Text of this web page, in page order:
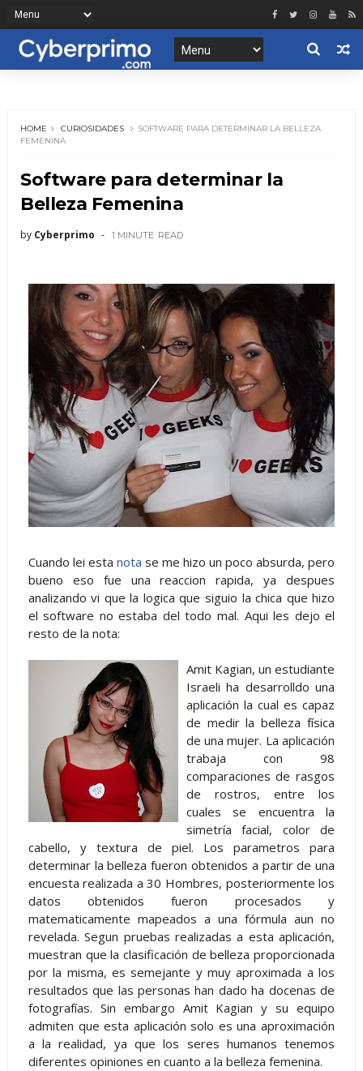
HOME CURIOSIDADES
SOFTWARE PARA DETERMINAR LA BELLEZA
FEMENINA
Software para determinar la
Belleza Femenina
by Cyberprimo 1 MINUTE READ
Cuando lei esta nota se me hizo un poco absurda, pero
bueno eso fue una reaccion rapida, ya despues
analizando vi que la logica que siguio la chica que hizo
el software no estaba del todo mal. Aqui les dejo el
resto de la nota:
Amit Kagian, un estudiante
Israeli ha desarrolldo una
aplicación la cual es capaz
de medir la belleza física
de una mujer. La aplicación
trabaja con 98
comparaciones de rasgos
de rostros, entre los
cuales se encuentra la
simetría facial, color de
cabello, y textura de piel. Los parametros para
determinar la belleza fueron obtenidos a partir de una
encuesta realizada a 30 Hombres, posteriormente los
datos obtenidos fueron procesados y
matematicamente mapeados a una fórmula aun no
revelada. Segun pruebas realizadas a esta aplicación,
muestran que la clasificación de belleza proporcionada
por la misma, es semejante y muy aproximada a los
resultados que las personas han dado ha docenas de
fotografías. Sin embargo Amit Kagian y su equipo
admiten que esta aplicación solo es una aproximación
a la realidad, ya que los seres humanos tenemos
diferentes opiniones en cuanto a la belleza femenina.